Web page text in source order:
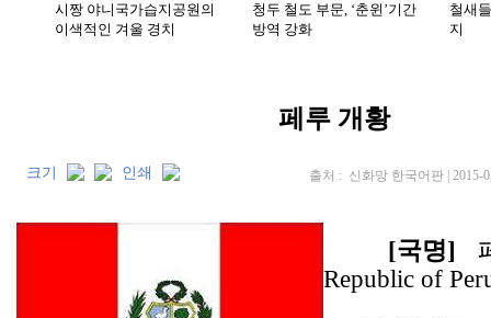
페루 개황
크기 인쇄 출처 : 신화망 한국어판 | 2015-
[국명]
Republic of